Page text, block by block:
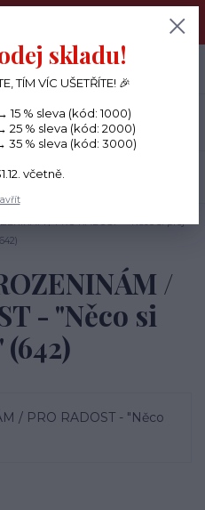
odesílám každý den, KREATIVNÍ
Menu
CZK
/
- "Něco si
skladu!
TÍM VÍC UŠETŘÍTE! 🎉
15 % sleva (kód: 1000)
25 % sleva (kód: 2000)
35 % sleva (kód: 3000)
včetně.